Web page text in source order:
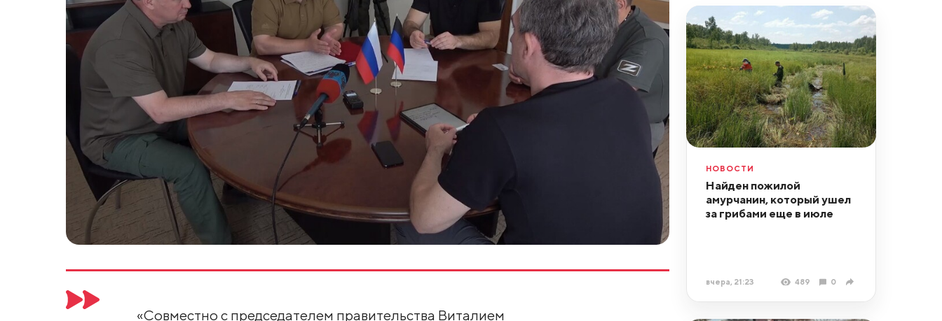
«Совместно с председателем правительства Виталием
НОВОСТИ
Найден пожилой
амурчанин, который ушел
за грибами еще в июле
вчера, 21:23 489 0